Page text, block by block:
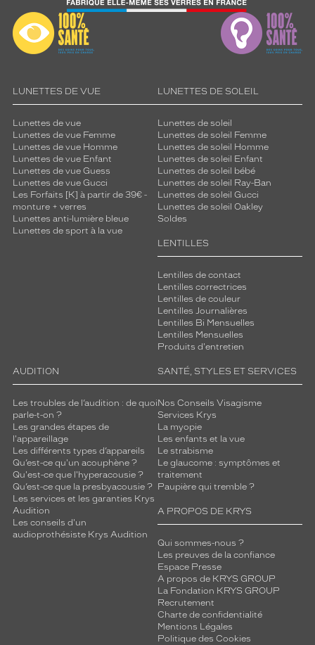
LUNETTES DE VUE
Lunettes de vue
Lunettes de vue Femme
Lunettes de vue Homme
Lunettes de vue Enfant
Lunettes de vue Guess
Lunettes de vue Gucci
Les Forfaits [K] à partir de 39€ -
monture + verres
Lunettes anti-lumière bleue
Lunettes de sport à la vue
LUNETTES DE SOLEIL
Lunettes de soleil
Lunettes de soleil Femme
Lunettes de soleil Homme
Lunettes de soleil Enfant
Lunettes de soleil bébé
Lunettes de soleil Ray-Ban
Lunettes de soleil Gucci
Lunettes de soleil Oakley
Soldes
LENTILLES
Lentilles de contact
Lentilles correctrices
Lentilles de couleur
Lentilles Journalières
Lentilles Bi Mensuelles
Lentilles Mensuelles
Produits d'entretien
AUDITION
Les troubles de l’audition : de quoi
parle-t-on ?
Les grandes étapes de
l'appareillage
Les différents types d’appareils
Qu’est-ce qu'un acouphène ?
Qu'est-ce que l'hyperacousie ?
Qu’est-ce que la presbyacousie ?
Les services et les garanties Krys
Audition
Les conseils d'un
audioprothésiste Krys Audition
SANTÉ, STYLES ET SERVICES
Nos Conseils Visagisme
Services Krys
La myopie
Les enfants et la vue
Le strabisme
Le glaucome : symptômes et
traitement
Paupière qui tremble ?
A PROPOS DE KRYS
Qui sommes-nous ?
Les preuves de la confiance
Espace Presse
A propos de KRYS GROUP
La Fondation KRYS GROUP
Recrutement
Charte de confidentialité
Mentions Légales
Politique des Cookies